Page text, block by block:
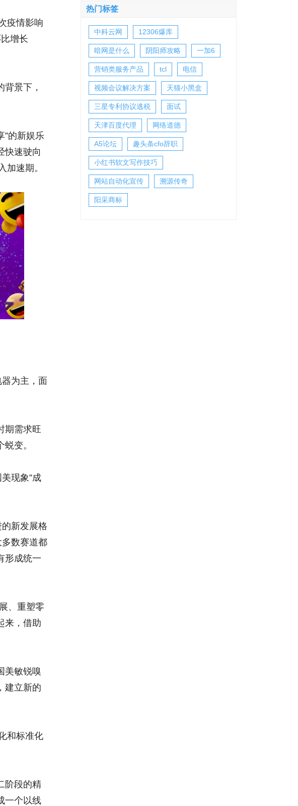
疫情影响
增长
景下，
”的新娱乐
快速驶向
加速期。
为主，面
期需求旺
变。
现象”成
新发展格
多数赛道都
形成统一
、重塑零
来，借助
美敏锐嗅
建立新的
和标准化
阶段的精
一个以线
热门标签
中科云网 12306爆库
暗网是什么 阴阳师攻略 一加6
营销类服务产品 tcl 电信
视频会议解决方案 天猫小黑盒
三星专利协议逃税 面试
天津百度代理 网络道德
A5论坛 趣头条cfo辞职
小红书软文写作技巧
网站自动化宣传 溯源传奇
阳采商标